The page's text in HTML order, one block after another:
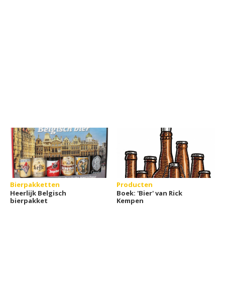
Bierpakketten
Heerlijk Belgisch
bierpakket
Producten
Boek: 'Bier' van Rick
Kempen